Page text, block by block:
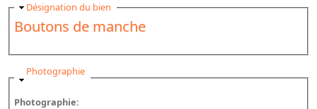
Masquer
Désignation du bien
Boutons de manche
Masquer
Photographie
Photographie: